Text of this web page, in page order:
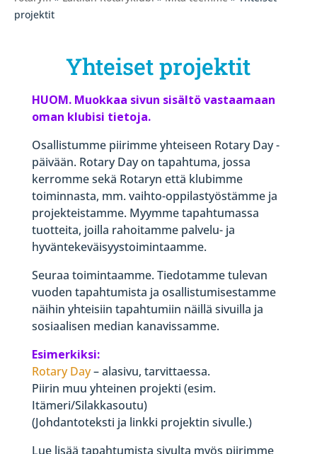
projektit
Yhteiset projektit
HUOM. Muokkaa sivun sisältö vastaamaan
oman klubisi tietoja.
Osallistumme piirimme yhteiseen Rotary Day -
päivään. Rotary Day on tapahtuma, jossa
kerromme sekä Rotaryn että klubimme
toiminnasta, mm. vaihto-oppilastyöstämme ja
projekteistamme. Myymme tapahtumassa
tuotteita, joilla rahoitamme palvelu- ja
hyväntekeväisyystoimintaamme.
Seuraa toimintaamme. Tiedotamme tulevan
vuoden tapahtumista ja osallistumisestamme
näihin yhteisiin tapahtumiin näillä sivuilla ja
sosiaalisen median kanavissamme.
Esimerkiksi:
Rotary Day– alasivu, tarvittaessa.
Piirin muu yhteinen projekti (esim.
Itämeri/Silakkasoutu)
(Johdantoteksti ja linkki projektin sivulle.)
Lue lisää tapahtumista sivulta myös piirimme